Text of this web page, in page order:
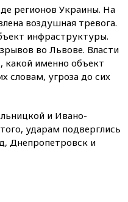
регионов Украины. На
воздушная тревога.
инфраструктуры.
во Львове. Власти
какой именно объект
словам, угроза до сих
и Ивано-
ударам подверглись
Днепропетровск и